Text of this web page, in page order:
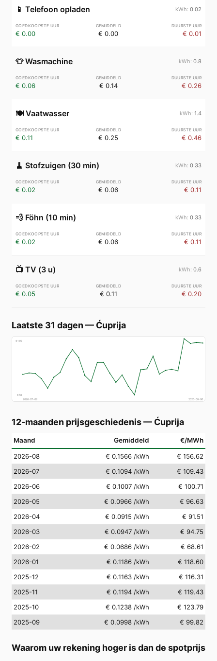
📱 Telefoon opladen 0.02
€ 0.00 € 0.00 € 0.01
👕 Wasmachine 0.8
€ 0.06 € 0.14 € 0.26
🍽️ Vaatwasser 1.4
€ 0.11 € 0.25 € 0.46
🧹 Stofzuigen (30 min) 0.33
€ 0.02 € 0.06 € 0.11
💨 Föhn (10 min) 0.33
€ 0.02 € 0.06 € 0.11
📺 TV (3 u) 0.6
€ 0.05 € 0.11 € 0.20
Laatste 31 dagen — Ćuprija
€185
€58
2026-07-08
2026-08-06
12-maanden prijsgeschiedenis— Ćuprija
Maand Gemiddeld €/MWh
2026-08 € 0.1566 /kWh
€ 156.62
2026-07
€ 0.1094 /kWh
€ 109.43
2026-06
€ 0.1007 /kWh
€ 100.71
2026-05
€ 0.0966 /kWh
€ 96.63
2026-04
€ 0.0915 /kWh
€ 91.51
2026-03
€ 0.0947 /kWh
€ 94.75
2026-02
€ 0.0686 /kWh
€ 68.61
2026-01
€ 0.1186 /kWh
€ 118.60
2025-12
€ 0.1163 /kWh
€ 116.31
2025-11
€ 0.1194 /kWh
€ 119.43
2025-10
€ 0.1238 /kWh
€ 123.79
2025-09
€ 0.0998 /kWh € 99.82
Waarom uw rekening hoger is dan de spotprijs